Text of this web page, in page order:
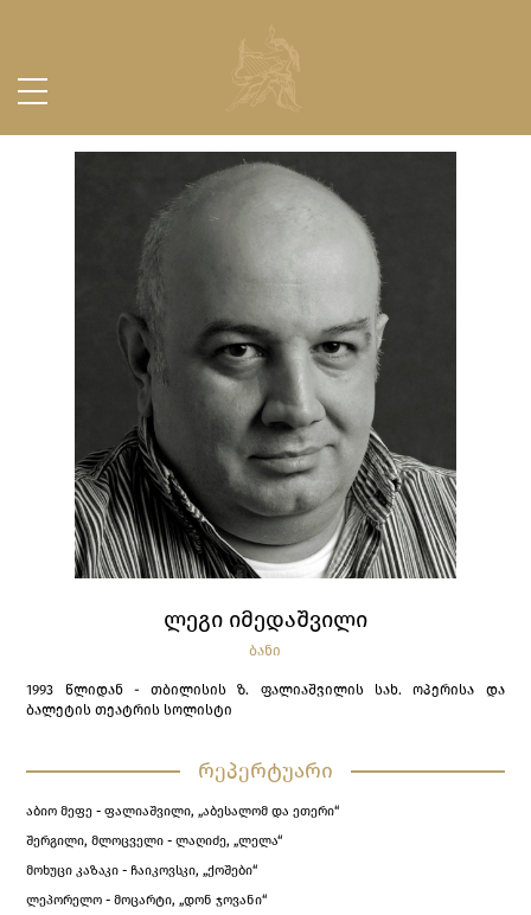
ᲚᲔᲒᲘ ᲘᲛᲔᲓᲐᲨᲕᲘᲚᲘ
ᲑᲐᲜᲘ
1993 წლიდან - თბილისის ზ. ფალიაშვილის სახ. ოპერისა და
ბალეტის თეატრის სოლისტი
რეპერტუარი
აბიო მეფე - ფალიაშვილი, „აბესალომ და ეთერი“
შერგილი, მლოცველი - ლაღიძე, „ლელა“
­­­­­­მოხუცი კაზაკი - ჩაიკოვსკი, „ქოშები“
ლეპორელო - მოცარტი, „დონ ჯოვანი“